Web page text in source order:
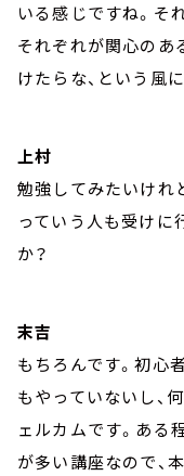
いる感じですね。そ
それぞれが関心のあ
けたらな、という風
上村
勉強してみたいけれ
っていう人も受けに
か？
末吉
もちろんです。初心
もやっていないし、
ェルカムです。ある
が多い講座なので、